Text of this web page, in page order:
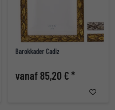
Barokkader Cadiz
vanaf 85,20 € *